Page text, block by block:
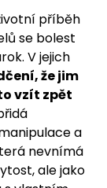
příběh
se bolest
V jejich
že jim
vzít zpět
a
nevnímá
ale jako